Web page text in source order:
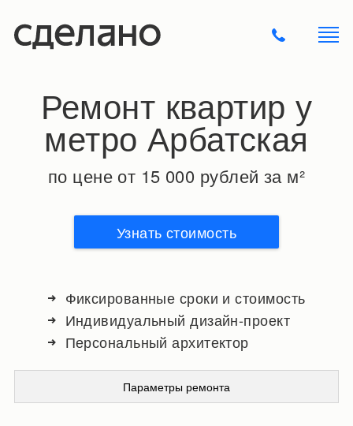
Ремонт квартир у
метро Арбатская
по цене от 15 000 рублей за м²
Узнать стоимость
Фиксированные сроки и стоимость
Индивидуальный дизайн-проект
Персональный архитектор
Параметры ремонта